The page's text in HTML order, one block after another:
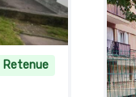
Retenue